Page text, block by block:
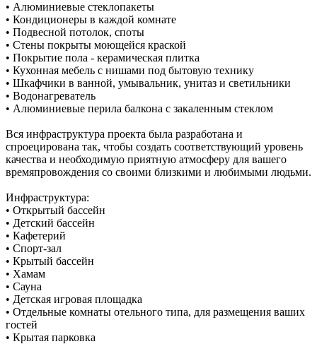
• Алюминиевые стеклопакеты
• Кондиционеры в каждой комнате
• Подвесной потолок, споты
• Стены покрыты моющейся краской
• Покрытие пола - керамическая плитка
• Кухонная мебель с нишами под бытовую технику
• Шкафчики в ванной, умывальник, унитаз и светильники
• Водонагреватель
• Алюминиевые перила балкона с закаленным стеклом
Вся инфраструктура проекта была разработана и
спроецирована так, чтобы создать соответствующий уровень
качества и необходимую приятную атмосферу для вашего
времяпровождения со своими близкими и любимыми людьми.
Инфраструктура:
• Открытый бассейн
• Детский бассейн
• Кафетерий
• Спорт-зал
• Крытый бассейн
• Хамам
• Сауна
• Детская игровая площадка
• Отдельные комнаты отельного типа, для размещения ваших
гостей
• Крытая парковка